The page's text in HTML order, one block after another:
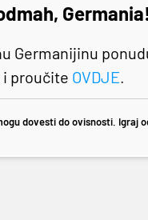
Germania!
Germanijinu
proučite OVDJE.
dovesti do ovisnosti. Igraj